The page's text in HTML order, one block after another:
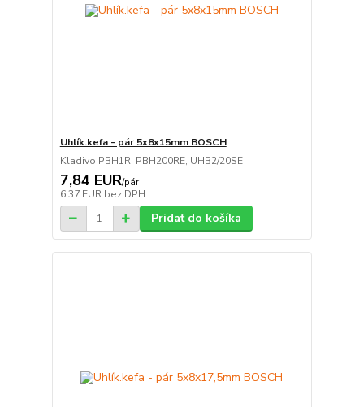
Uhlík.kefa - pár 5x8x15mm BOSCH
Kladivo PBH1R, PBH200RE, UHB2/20SE
7,84 EUR/pár
6,37 EUR bez DPH
Pridať do košíka